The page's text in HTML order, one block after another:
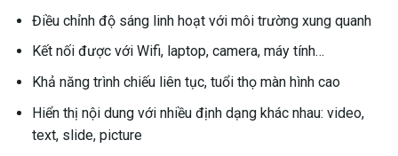
Điều chỉnh độ sáng linh hoạt với môi trường xung quanh
Kết nối được với Wifi, laptop, camera, máy tính…
Khả năng trình chiếu liên tục, tuổi thọ màn hình cao
Hiển thị nội dung với nhiều định dạng khác nhau: video,
text, slide, picture